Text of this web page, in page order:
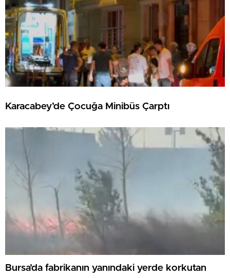
Karacabey’de Çocuğa Minibüs Çarptı
Bursa’da fabrikanın yanındaki yerde korkutan